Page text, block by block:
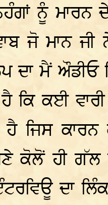
ਨੂੰ
ਜੋ ਮਾਨ ਜੀ
ਦਾ ਮੈਂ ਔਡੀਓ
ਕਿ ਕਈ ਵਾਰੀ
ਹੈ ਜਿਸ
ਕੋਲੋਂ ਹੀ ਗੱਲ
ਦਾ